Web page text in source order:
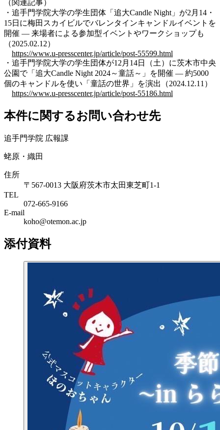
（関連記事）
・追手門学院大学の学生団体「追大Candle Night」が2月14・
15日に梅田スカイビルでバレンタインキャンドルイベントを
開催 ― 来場者による参加型イベントやワークショップも
（2025.02.12）
https://www.u-presscenter.jp/article/post-55599.html
・追手門学院大学の学生団体が12月14日（土）に茨木市中央
公園で「追大Candle Night 2024～童話～」を開催 ― 約5000
個のキャンドルを使い「童話の世界」を演出（2024.12.11）
https://www.u-presscenter.jp/article/post-55186.html
本件に関するお問い合わせ先
追手門学院 広報課
蛯原・織田
住所
〒567-0013 大阪府茨木市太田東芝町1-1
TEL
072-665-9166
E-mail
koho@otemon.ac.jp
添付資料